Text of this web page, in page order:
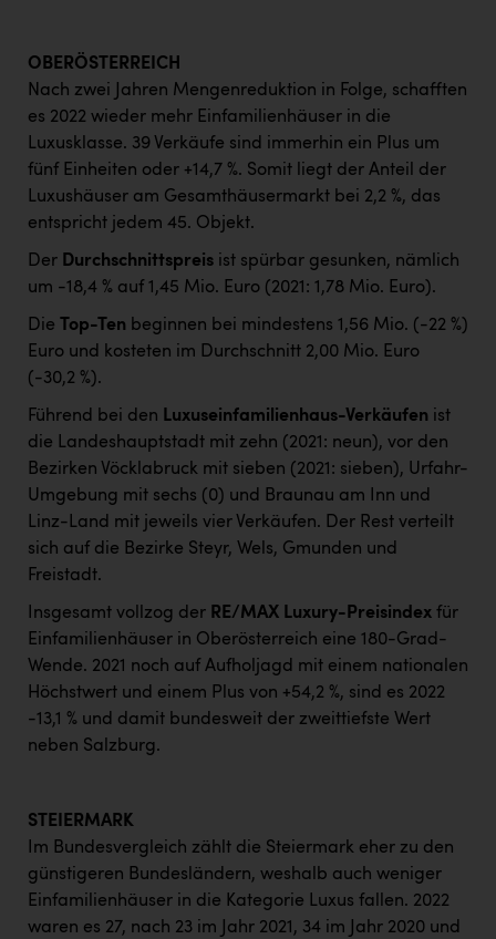
OBERÖSTERREICH
Nach zwei Jahren Mengenreduktion in Folge, schafften
es 2022 wieder mehr Einfamilienhäuser in die
Luxusklasse. 39 Verkäufe sind immerhin ein Plus um
fünf Einheiten oder +14,7 %. Somit liegt der Anteil der
Luxushäuser am Gesamthäusermarkt bei 2,2 %, das
entspricht jedem 45. Objekt.
Der Durchschnittspreis ist spürbar gesunken, nämlich
um -18,4 % auf 1,45 Mio. Euro (2021: 1,78 Mio. Euro).
Die Top-Ten beginnen bei mindestens 1,56 Mio. (-22 %)
Euro und kosteten im Durchschnitt 2,00 Mio. Euro
(-30,2 %).
Führend bei den Luxuseinfamilienhaus-Verkäufen ist
die Landeshauptstadt mit zehn (2021: neun), vor den
Bezirken Vöcklabruck mit sieben (2021: sieben), Urfahr-
Umgebung mit sechs (0) und Braunau am Inn und
Linz-Land mit jeweils vier Verkäufen. Der Rest verteilt
sich auf die Bezirke Steyr, Wels, Gmunden und
Freistadt.
Insgesamt vollzog der RE/MAX Luxury-Preisindex für
Einfamilienhäuser in Oberösterreich eine 180-Grad-
Wende. 2021 noch auf Aufholjagd mit einem nationalen
Höchstwert und einem Plus von +54,2 %, sind es 2022
-13,1 % und damit bundesweit der zweittiefste Wert
neben Salzburg.
STEIERMARK
Im Bundesvergleich zählt die Steiermark eher zu den
günstigeren Bundesländern, weshalb auch weniger
Einfamilienhäuser in die Kategorie Luxus fallen. 2022
waren es 27, nach 23 im Jahr 2021, 34 im Jahr 2020 und